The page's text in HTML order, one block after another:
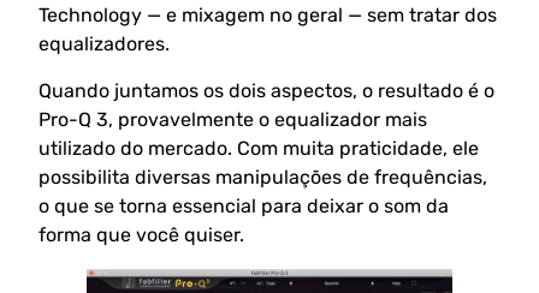
Technology — e mixagem no geral — sem tratar dos
equalizadores.
Quando juntamos os dois aspectos, o resultado é o
Pro-Q 3, provavelmente o equalizador mais
utilizado do mercado. Com muita praticidade, ele
possibilita diversas manipulações de frequências,
o que se torna essencial para deixar o som da
forma que você quiser.